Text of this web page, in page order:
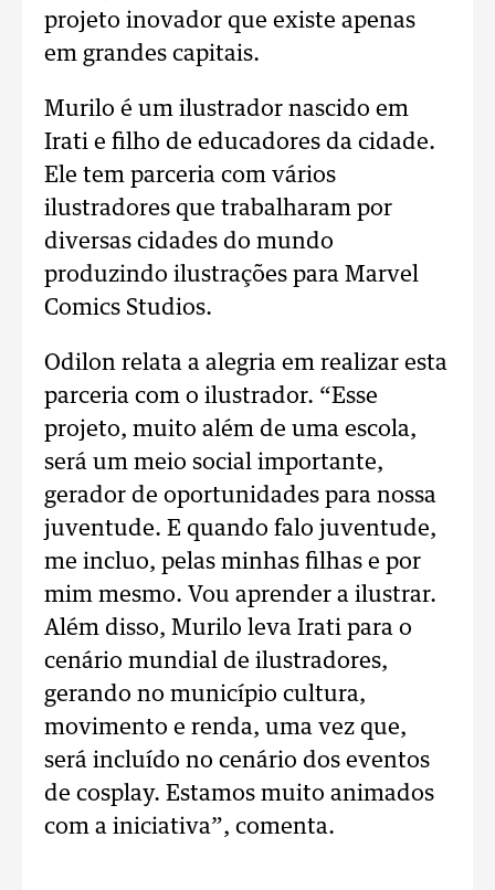
projeto inovador que existe apenas
em grandes capitais.
Murilo é um ilustrador nascido em
Irati e filho de educadores da cidade.
Ele tem parceria com vários
ilustradores que trabalharam por
diversas cidades do mundo
produzindo ilustrações para Marvel
Comics Studios.
Odilon relata a alegria em realizar esta
parceria com o ilustrador. “Esse
projeto, muito além de uma escola,
será um meio social importante,
gerador de oportunidades para nossa
juventude. E quando falo juventude,
me incluo, pelas minhas filhas e por
mim mesmo. Vou aprender a ilustrar.
Além disso, Murilo leva Irati para o
cenário mundial de ilustradores,
gerando no município cultura,
movimento e renda, uma vez que,
será incluído no cenário dos eventos
de cosplay. Estamos muito animados
com a iniciativa”, comenta.